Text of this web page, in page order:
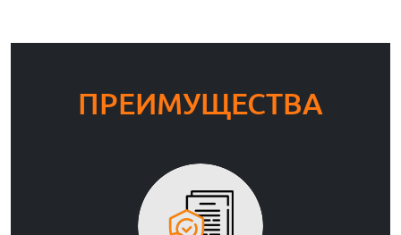
ПРЕИМУЩЕСТВА